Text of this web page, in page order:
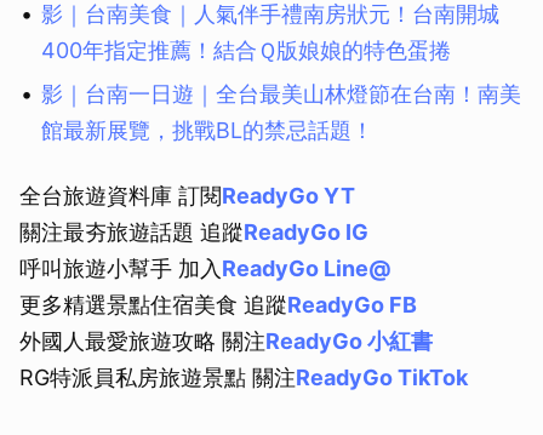
影｜台南美食｜人氣伴手禮南房狀元！台南開城
400年指定推薦！結合Ｑ版娘娘的特色蛋捲
影｜台南一日遊｜全台最美山林燈節在台南！南美
館最新展覽，挑戰BL的禁忌話題！
全台旅遊資料庫 訂閱ReadyGo YT
關注最夯旅遊話題 追蹤ReadyGo IG
呼叫旅遊小幫手 加入ReadyGo Line@
更多精選景點住宿美食 追蹤ReadyGo FB
外國人最愛旅遊攻略 關注ReadyGo 小紅書
RG特派員私房旅遊景點 關注ReadyGo TikTok